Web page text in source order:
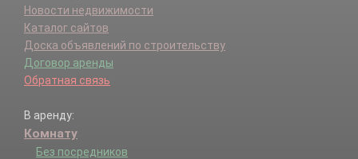
Новости недвижимости
Каталог сайтов
Доска объявлений по строительству
Договор аренды
Обратная связь
В аренду:
Комнату
Без посредников